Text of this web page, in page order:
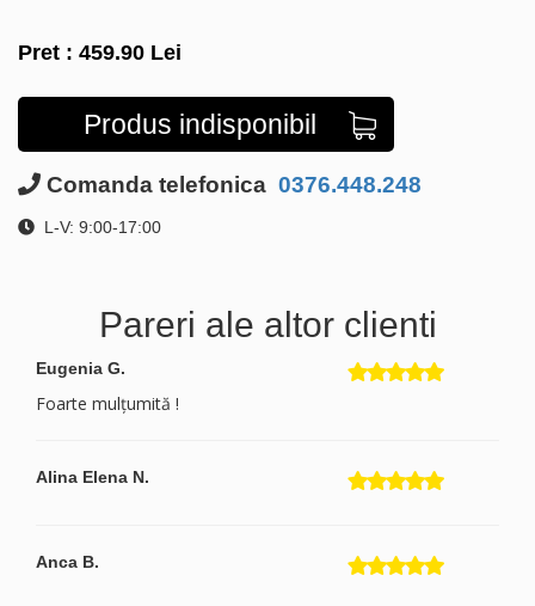
Pret : 459.90 Lei
Produs indisponibil
Comanda telefonica 0376.448.248
L-V: 9:00-17:00
Pareri ale altor clienti
Eugenia G.
Foarte mulțumită !
Alina Elena N.
Anca B.